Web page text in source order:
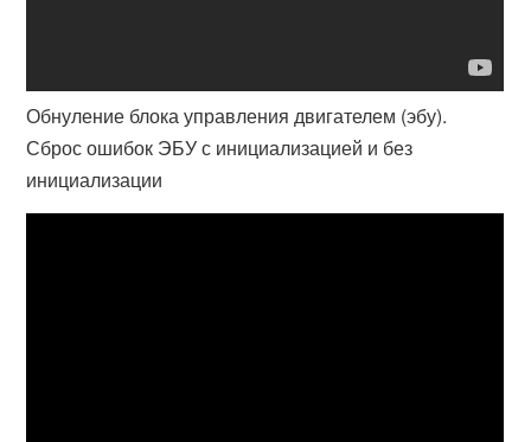
Обнуление блока управления двигателем (эбу).
Сброс ошибок ЭБУ с инициализацией и без
инициализации